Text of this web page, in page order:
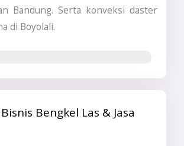
Bandung. Serta konveksi daster
di Boyolali.
Bengkel Las & Jasa